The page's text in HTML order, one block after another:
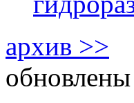
архив >>
обновлены